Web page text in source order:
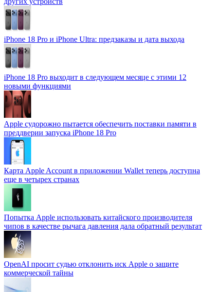
iPhone 18 Pro и iPhone Ultra: предзаказы и дата выхода
iPhone 18 Pro выходит в следующем месяце с этими 12
новыми функциями
Apple судорожно пытается обеспечить поставки памяти в
преддверии запуска iPhone 18 Pro
Карта Apple Account в приложении Wallet теперь доступна
еще в четырех странах
Попытка Apple использовать китайского производителя
чипов в качестве рычага давления дала обратный результат
OpenAI просит судью отклонить иск Apple о защите
коммерческой тайны